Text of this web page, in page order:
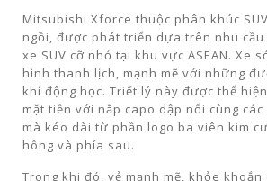
Mitsubishi Xforce thuộc phân khúc
ngồi, được phát triển dựa trên nhu
xe SUV cỡ nhỏ tại khu vực ASEAN. Xe
hình thanh lịch, mạnh mẽ với những
khí động học. Triết lý này được thể
mặt tiền với nắp capo dập nổi cùng
mà kéo dài từ phần logo ba viên kim
hông và phía sau.
Trong khi đó, vẻ mạnh mẽ, khỏe khoắn